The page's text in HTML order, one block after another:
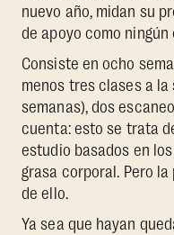
nuevo año, midan su
de apoyo como ningún
Consiste en ocho
menos tres clases a
semanas), dos
cuenta: esto se trata
estudio basados en
grasa corporal. Pero
de ello.
Ya sea que hayan